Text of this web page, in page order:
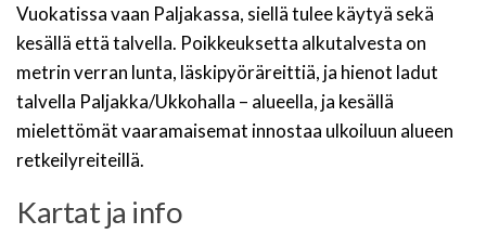
Vuokatissa vaan Paljakassa, siellä tulee käytyä sekä
kesällä että talvella. Poikkeuksetta alkutalvesta on
metrin verran lunta, läskipyöräreittiä, ja hienot ladut
talvella Paljakka/Ukkohalla – alueella, ja kesällä
mielettömät vaaramaisemat innostaa ulkoiluun alueen
retkeilyreiteillä.
Kartat ja info